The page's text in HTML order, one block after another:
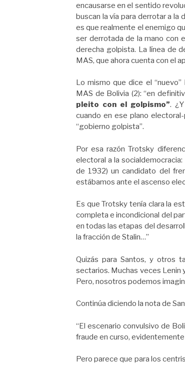
encausarse en el sentido
buscan la vía para derrotar a la
es que realmente el enemigo
ser derrotada de la mano con
derecha golpista. La línea de
MAS, que ahora cuenta con el
Lo mismo que dice el
MAS de Bolivia (2): “en
pleito con el golpismo”.
cuando en ese plano
“gobierno golpista”.
Por esa razón Trotsky
electoral a la
de 1932) un candidato del
estábamos ante el ascenso
Es que Trotsky tenía clara la
completa e incondicional del
en todas las etapas del
la fracción de Stalin…”
Quizás para Santos, y otros
sectarios. Muchas veces Lenin
Pero, nosotros podemos
Continúa diciendo la nota de
“El escenario convulsivo de
fraude en curso,
Pero parece que para los